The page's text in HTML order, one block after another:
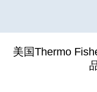
美国Thermo